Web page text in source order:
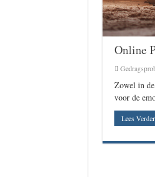
Online
Zowel in
voor de
Lees